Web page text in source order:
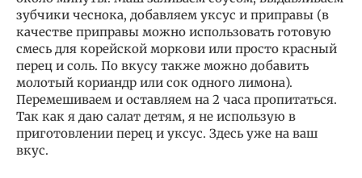
зубчики чеснока, добавляем уксус и приправы (в
качестве приправы можно использовать готовую
смесь для корейской моркови или просто красный
перец и соль. По вкусу также можно добавить
молотый кориандр или сок одного лимона).
Перемешиваем и оставляем на 2 часа пропитаться.
Так как я даю салат детям, я не использую в
приготовлении перец и уксус. Здесь уже на ваш
вкус.